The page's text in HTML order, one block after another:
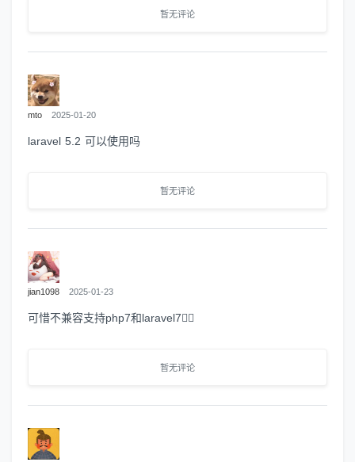
暂无评论
mto 2025-01-20
laravel 5.2 可以使用吗
暂无评论
jian1098 2025-01-23
可惜不兼容支持php7和laravel7🤷‍♂️
暂无评论